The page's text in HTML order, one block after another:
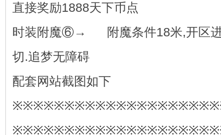
直接奖励1888天下币点
时装附魔⑥→ 附魔条件18米,开区进
切.追梦无障碍
配套网站截图如下